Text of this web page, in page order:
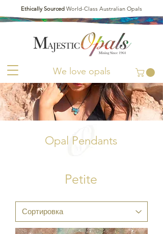
We love opals
Ethically Sourced World-Class Australian Opals
Opal Pendants
Petite